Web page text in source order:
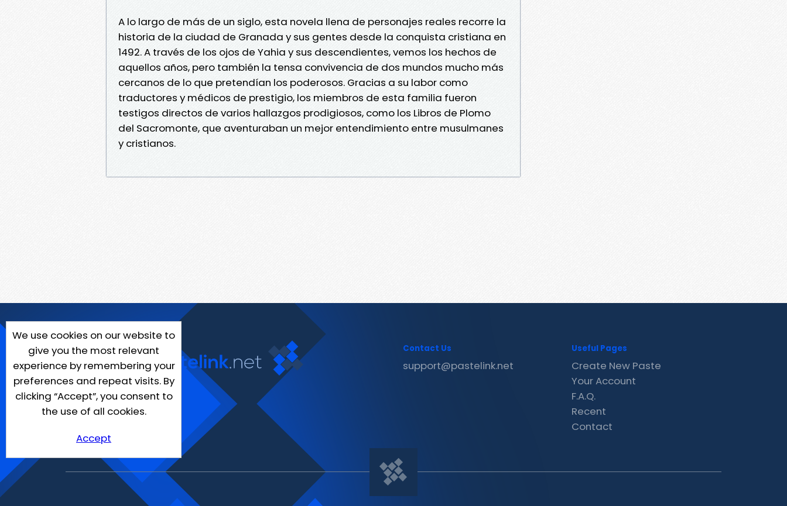
A lo largo de más de un siglo, esta novela llena de personajes reales recorre la
historia de la ciudad de Granada y sus gentes desde la conquista cristiana en
1492. A través de los ojos de Yahia y sus descendientes, vemos los hechos de
aquellos años, pero también la tensa convivencia de dos mundos mucho más
cercanos de lo que pretendían los poderosos. Gracias a su labor como
traductores y médicos de prestigio, los miembros de esta familia fueron
testigos directos de varios hallazgos prodigiosos, como los Libros de Plomo
del Sacromonte, que aventuraban un mejor entendimiento entre musulmanes
y cristianos.
We use cookies on our website to
give you the most relevant
experience by remembering your
preferences and repeat visits. By
clicking “Accept”, you consent to
the use of all cookies.
Accept
Contact Us
support@pastelink.net
Useful Pages
Create New Paste
Your Account
F.A.Q.
Recent
Contact